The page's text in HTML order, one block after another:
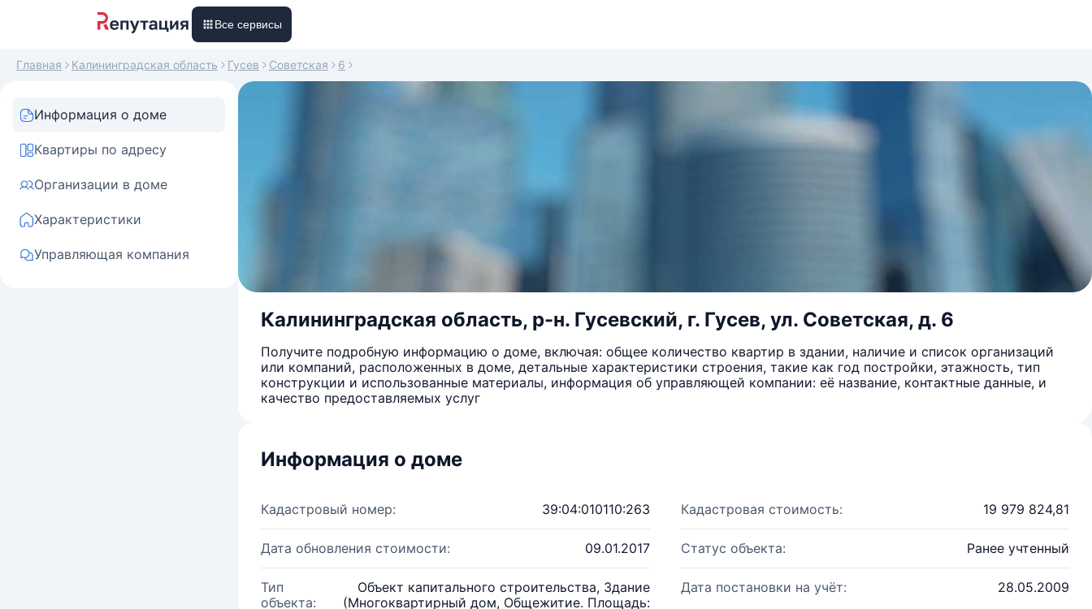
Все сервисы
Главная Калининградская область Гусев Советская 6
Информация о доме
Квартиры по адресу
Организации в доме
Характеристики
Управляющая компания
Калининградская область, р-н. Гусевский, г. Гусев, ул. Советская, д. 6
Получите подробную информацию о доме, включая: общее количество квартир в здании, наличие и список организаций
или компаний, расположенных в доме, детальные характеристики строения, такие как год постройки, этажность, тип
конструкции и использованные материалы, информация об управляющей компании: её название, контактные данные, и
качество предоставляемых услуг
Информация о доме
Кадастровый номер: 39:04:010110:263 Кадастровая стоимость: 19 979 824,81
Дата обновления стоимости: 09.01.2017 Статус объекта: Ранее учтенный
Тип
объекта:
Объект капитального строительства, Здание
(Многоквартирный дом, Общежитие. Площадь:
Дата постановки на учёт: 28.05.2009